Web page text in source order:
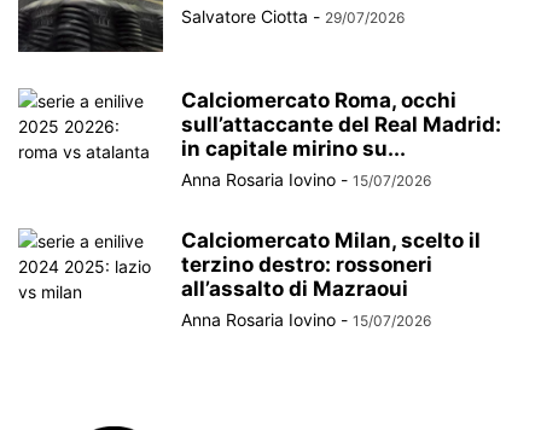
Salvatore Ciotta - 29/07/2026
Calciomercato Roma, occhi
sull’attaccante del Real Madrid:
in capitale mirino su...
Anna Rosaria Iovino - 15/07/2026
Calciomercato Milan, scelto il
terzino destro: rossoneri
all’assalto di Mazraoui
Anna Rosaria Iovino - 15/07/2026